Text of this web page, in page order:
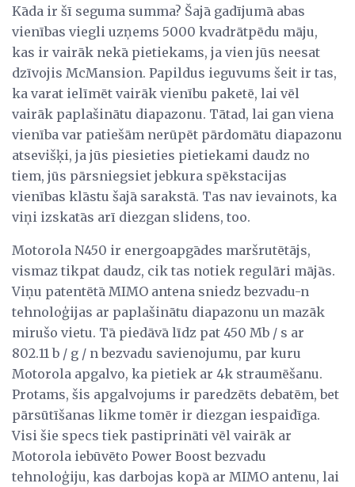
Kāda ir šī seguma summa? Šajā gadījumā abas
vienības viegli uzņems 5000 kvadrātpēdu māju,
kas ir vairāk nekā pietiekams, ja vien jūs neesat
dzīvojis McMansion. Papildus ieguvums šeit ir tas,
ka varat ielīmēt vairāk vienību paketē, lai vēl
vairāk paplašinātu diapazonu. Tātad, lai gan viena
vienība var patiešām nerūpēt pārdomātu diapazonu
atsevišķi, ja jūs piesieties pietiekami daudz no
tiem, jūs pārsniegsiet jebkura spēkstacijas
vienības klāstu šajā sarakstā. Tas nav ievainots, ka
viņi izskatās arī diezgan slidens, too.
Motorola N450 ir energoapgādes maršrutētājs,
vismaz tikpat daudz, cik tas notiek regulāri mājās.
Viņu patentētā MIMO antena sniedz bezvadu-n
tehnoloģijas ar paplašinātu diapazonu un mazāk
mirušo vietu. Tā piedāvā līdz pat 450 Mb / s ar
802.11 b / g / n bezvadu savienojumu, par kuru
Motorola apgalvo, ka pietiek ar 4k straumēšanu.
Protams, šis apgalvojums ir paredzēts debatēm, bet
pārsūtīšanas likme tomēr ir diezgan iespaidīga.
Visi šie specs tiek pastiprināti vēl vairāk ar
Motorola iebūvēto Power Boost bezvadu
tehnoloģiju, kas darbojas kopā ar MIMO antenu, lai